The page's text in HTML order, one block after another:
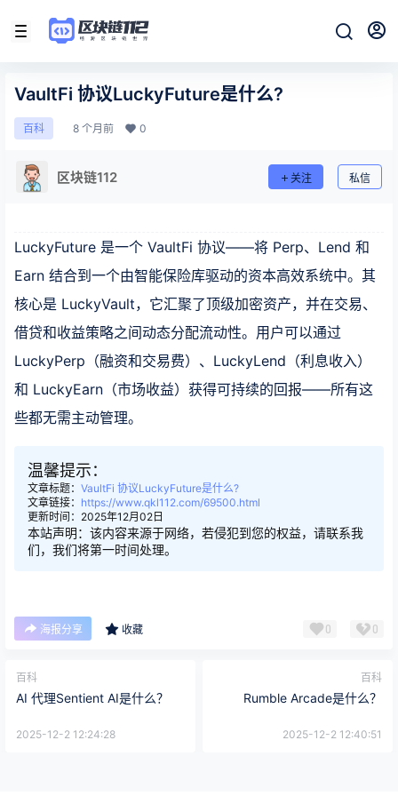
VaultFi 协议LuckyFuture是什么?
百科 8 个月前 0
区块链112 关注 私信
LuckyFuture 是一个 VaultFi 协议——将 Perp、Lend 和
Earn 结合到一个由智能保险库驱动的资本高效系统中。其
核心是 LuckyVault，它汇聚了顶级加密资产，并在交易、
借贷和收益策略之间动态分配流动性。用户可以通过
LuckyPerp（融资和交易费）、LuckyLend（利息收入）
和 LuckyEarn（市场收益）获得可持续的回报——所有这
些都无需主动管理。
温馨提示：
文章标题： VaultFi 协议LuckyFuture是什么?
文章链接： https://www.qkl112.com/69500.html
更新时间：2025年12月02日
本站声明：该内容来源于网络，若侵犯到您的权益，请联系我
们，我们将第一时间处理。
海报分享 收藏 0 0
百科
AI 代理Sentient AI是什么？
2025-12-2 12:24:28
百科
Rumble Arcade是什么？
2025-12-2 12:40:51